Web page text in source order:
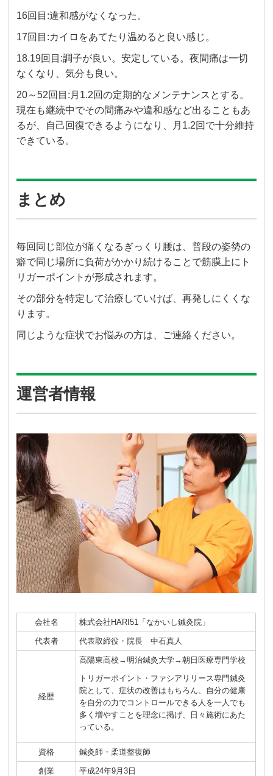
16回目:違和感がなくなった。
17回目:カイロをあてたり温めると良い感じ。
18.19回目:調子が良い。安定している。夜間痛は一切
なくなり、気分も良い。
20～52回目:月1.2回の定期的なメンテナンスとする。
現在も継続中でその間痛みや違和感など出ることもあ
るが、自己回復できるようになり、月1.2回で十分維持
できている。
まとめ
毎回同じ部位が痛くなるぎっくり腰は、普段の姿勢の
癖で同じ場所に負荷がかかり続けることで筋膜上にト
リガーポイントが形成されます。
その部分を特定して治療していけば、再発しにくくな
ります。
同じような症状でお悩みの方は、ご連絡ください。
運営者情報
会社名 株式会社HARI51「なかいし鍼灸院」
代表者 代表取締役・院長 中石真人
経歴
高陽東高校→明治鍼灸大学→朝日医療専門学校
トリガーポイント・ファシアリリース専門鍼灸
院として、症状の改善はもちろん、自分の健康
を自分の力でコントロールできる人を一人でも
多く増やすことを理念に掲げ、日々施術にあた
っている。
資格 鍼灸師・柔道整復師
創業 平成24年9月3日